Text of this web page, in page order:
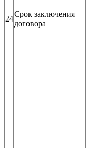
24
Срок заключения
договора